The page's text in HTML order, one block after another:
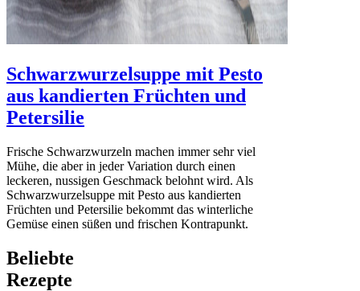
Schwarzwurzelsuppe mit Pesto
aus kandierten Früchten und
Petersilie
Frische Schwarzwurzeln machen immer sehr viel
Mühe, die aber in jeder Variation durch einen
leckeren, nussigen Geschmack belohnt wird. Als
Schwarzwurzelsuppe mit Pesto aus kandierten
Früchten und Petersilie bekommt das winterliche
Gemüse einen süßen und frischen Kontrapunkt.
Beliebte
Rezepte